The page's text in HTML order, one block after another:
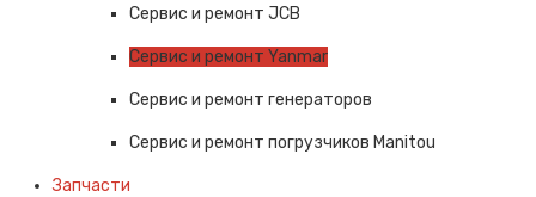
Сервис и ремонт JCB
Сервис и ремонт Yanmar
Сервис и ремонт генераторов
Сервис и ремонт погрузчиков Manitou
Запчасти